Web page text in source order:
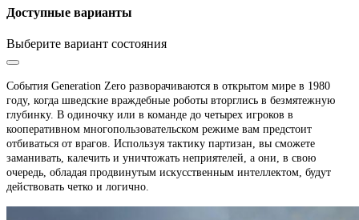
Доступные варианты
Выберите вариант состояния
События Generation Zero разворачиваются в открытом мире в 1980
году, когда шведские враждебные роботы вторглись в безмятежную
глубинку. В одиночку или в команде до четырех игроков в
кооперативном многопользовательском режиме вам предстоит
отбиваться от врагов. Используя тактику партизан, вы сможете
заманивать, калечить и уничтожать неприятелей, а они, в свою
очередь, обладая продвинутым искусственным интеллектом, будут
действовать четко и логично.